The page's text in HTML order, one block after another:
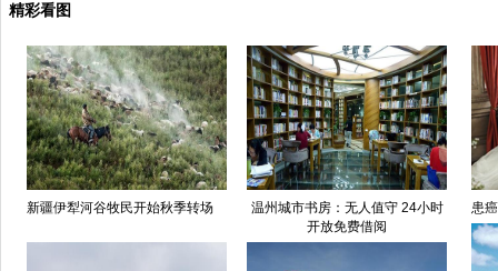
精彩看图
新疆伊犁河谷牧民开始秋季转场
温州城市书房：无人值守 24小时
开放免费借阅
患